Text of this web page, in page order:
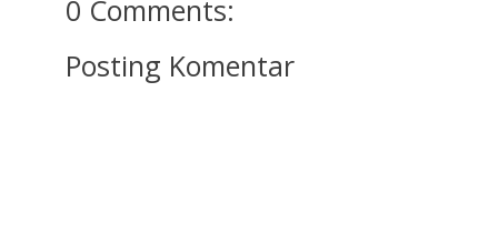
0 Comments:
Posting Komentar